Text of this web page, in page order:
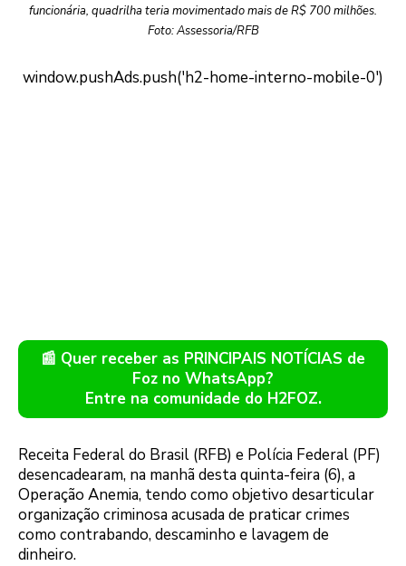
funcionária, quadrilha teria movimentado mais de R$ 700 milhões.
Foto: Assessoria/RFB
📰 Quer receber as PRINCIPAIS NOTÍCIAS de
Foz no WhatsApp?
Entre na comunidade do H2FOZ.
Receita Federal do Brasil (RFB) e Polícia Federal (PF)
desencadearam, na manhã desta quinta-feira (6), a
Operação Anemia, tendo como objetivo desarticular
organização criminosa acusada de praticar crimes
como contrabando, descaminho e lavagem de
dinheiro.